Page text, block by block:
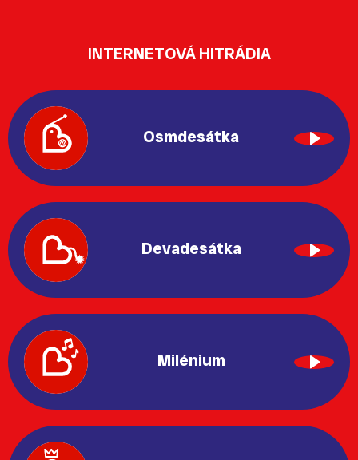
INTERNETOVÁ HITRÁDIA
Osmdesátka
Devadesátka
Milénium